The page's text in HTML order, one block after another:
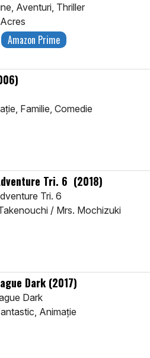
Aventuri, Thriller
Amazon Prime
Familie, Comedie
Tri. 6 (2018)
Tri. 6
/ Mrs. Mochizuki
Dark (2017)
Dark
Animaţie